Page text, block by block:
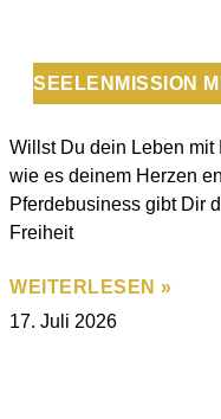
SEELENMISSION
Willst Du dein Leben mit
wie es deinem Herzen
Pferdebusiness gibt Dir
Freiheit
WEITERLESEN »
17. Juli 2026